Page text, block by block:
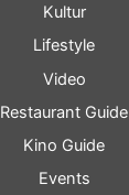
Kultur
Lifestyle
Video
Restaurant Guide
Kino Guide
Events